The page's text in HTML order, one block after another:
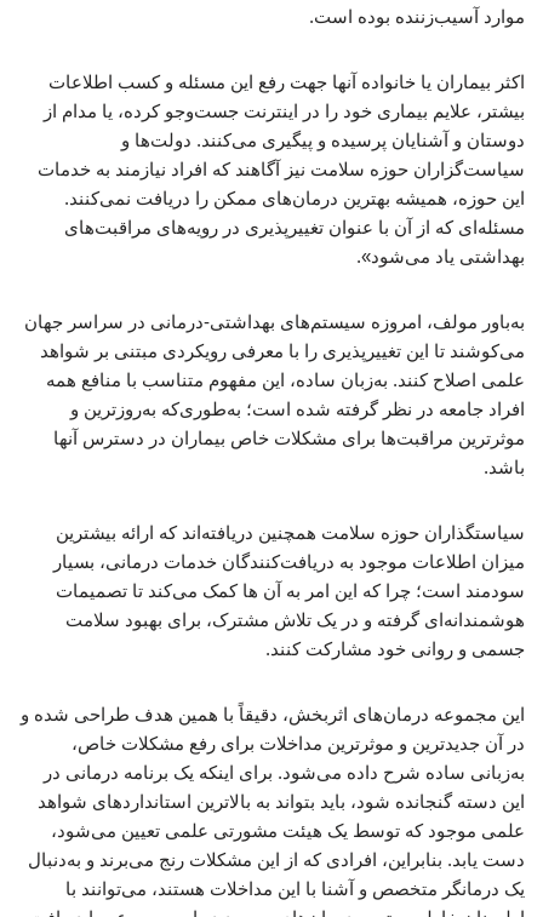
موارد آسیب‌زننده بوده است.
اکثر بیماران یا خانواده آنها جهت رفع این مسئله و کسب اطلاعات
بیشتر، علایم بیماری خود را در اینترنت جست‌وجو کرده، یا مدام از
دوستان و آشنایان پرسیده و پیگیری می‌کنند. دولت‌ها و
سیاست‌گزاران حوزه سلامت نیز آگاهند که افراد نیازمند به خدمات
این حوزه، همیشه بهترین درمان‌های ممکن را دریافت نمی‌کنند.
مسئله‌ای که از آن با عنوان تغییرپذیری در رویه‌های مراقبت‌های
بهداشتی یاد می‌شود».
به‌باور مولف، امروزه سیستم‌های بهداشتی-درمانی در سراسر جهان
می‌کوشند تا این تغییرپذیری را با معرفی رویکردی مبتنی بر شواهد
علمی اصلاح کنند. به‌زبان ساده، این مفهوم متناسب با منافع همه
افراد جامعه در نظر گرفته شده است؛ به‌طوری‌که به‌روزترین و
موثرترین مراقبت‌ها برای مشکلات خاص بیماران در دسترس آنها
باشد.
سیاستگذاران حوزه سلامت همچنین دریافته‌اند که ارائه بیشترین
میزان اطلاعات موجود به دریافت‌کنندگان خدمات درمانی، بسیار
سودمند است؛ چرا که این امر به آن ها کمک می‌کند تا تصمیمات
هوشمندانه‌ای گرفته و در یک تلاش مشترک، برای بهبود سلامت
جسمی و روانی خود مشارکت کنند.
این مجموعه درمان‌های اثربخش، دقیقاً با همین هدف طراحی شده و
در آن جدیدترین و موثرترین مداخلات برای رفع مشکلات خاص،
به‌زبانی ساده شرح داده می‌شود. برای اینکه یک برنامه درمانی در
این دسته گنجانده شود، باید بتواند به بالاترین استانداردهای شواهد
علمی موجود که توسط یک هیئت مشورتی علمی تعیین می‌شود،
دست یابد. بنابراین، افرادی که از این مشکلات رنج می‌برند و به‌دنبال
یک درمانگر متخصص و آشنا با این مداخلات هستند، می‌توانند با